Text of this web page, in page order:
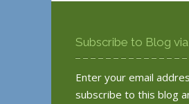
Subscribe to Blog
Enter your email
subscribe to this blog